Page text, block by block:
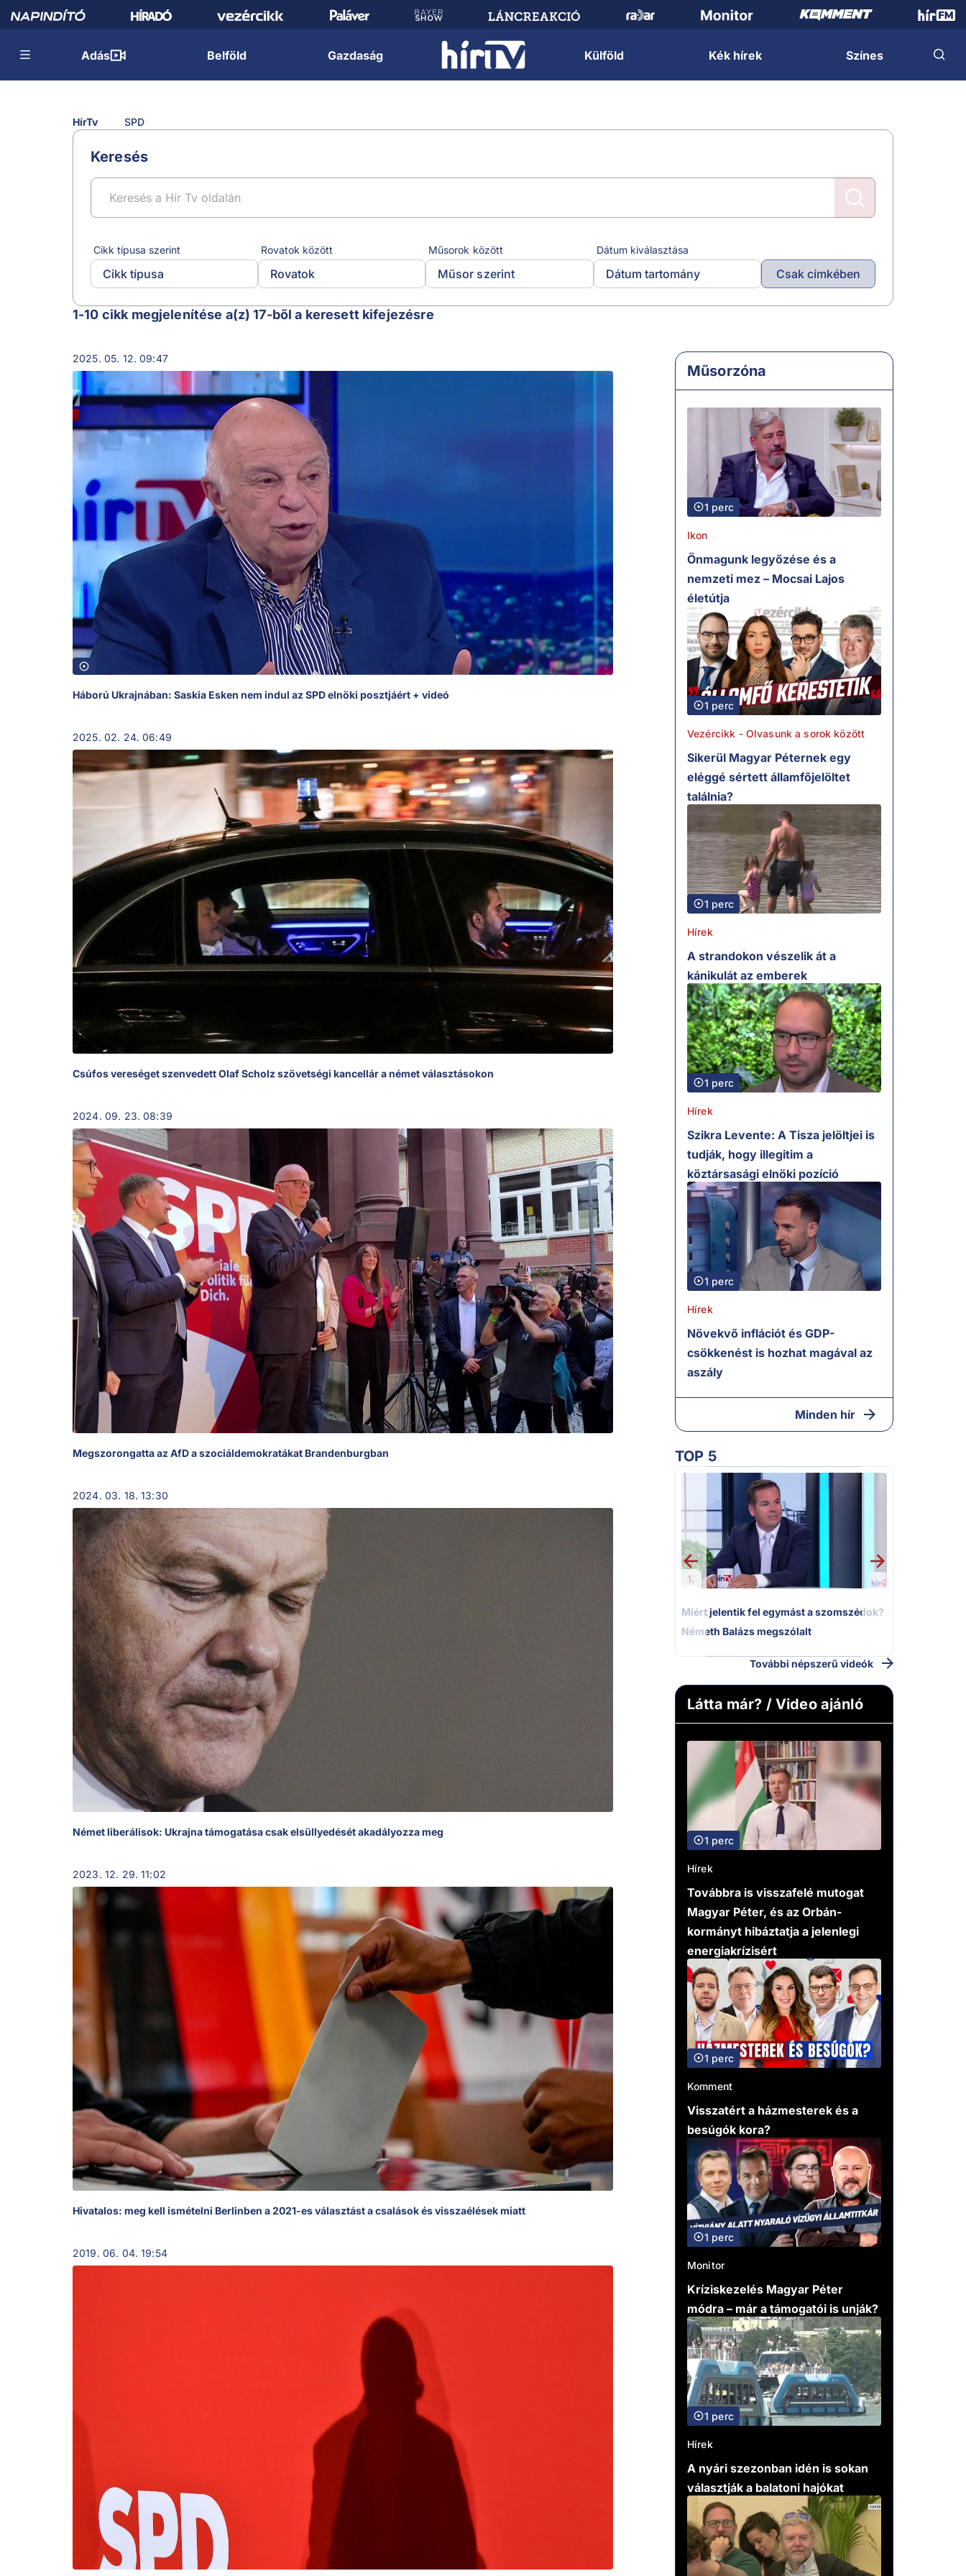
Adás Belföld Gazdaság Külföld Kék hírek Színes
HírTv SPD
Keresés
Cikk típusa szerint
Cikk típusa
Rovatok között
Rovatok
Műsorok között
Műsor szerint
Dátum kiválasztása
Dátum tartomány Csak címkében
SPD
1-10 cikk megjelenítése a(z) 17-ből a keresett kifejezésre
2025. 05. 12. 09:47
Háború Ukrajnában: Saskia Esken nem indul az SPD elnöki posztjáért + videó
2025. 02. 24. 06:49
Csúfos vereséget szenvedett Olaf Scholz szövetségi kancellár a német választásokon
2024. 09. 23. 08:39
Megszorongatta az AfD a szociáldemokratákat Brandenburgban
2024. 03. 18. 13:30
Német liberálisok: Ukrajna támogatása csak elsüllyedését akadályozza meg
2023. 12. 29. 11:02
Hivatalos: meg kell ismételni Berlinben a 2021-es választást a csalások és visszaélések miatt
2019. 06. 04. 19:54
Műsorzóna
1 perc
Ikon
Önmagunk legyőzése és a
nemzeti mez – Mocsai Lajos
életútja
1 perc
Vezércikk - Olvasunk a sorok között
Sikerül Magyar Péternek egy
eléggé sértett államfőjelöltet
találnia?
1 perc
Hírek
A strandokon vészelik át a
kánikulát az emberek
1 perc
Hírek
Szikra Levente: A Tisza jelöltjei is
tudják, hogy illegitim a
köztársasági elnöki pozíció
1 perc
Hírek
Növekvő inflációt és GDP-
csökkenést is hozhat magával az
aszály
Minden hír
TOP 5
1.
Miért jelentik fel egymást a szomszédok?
Németh Balázs megszólalt
További népszerű videók
Látta már? / Video ajánló
1 perc
Hírek
Továbbra is visszafelé mutogat
Magyar Péter, és az Orbán-
kormányt hibáztatja a jelenlegi
energiakrízisért
1 perc
Komment
Visszatért a házmesterek és a
besúgók kora?
1 perc
Monitor
Kríziskezelés Magyar Péter
módra – már a támogatói is unják?
1 perc
Hírek
A nyári szezonban idén is sokan
választják a balatoni hajókat